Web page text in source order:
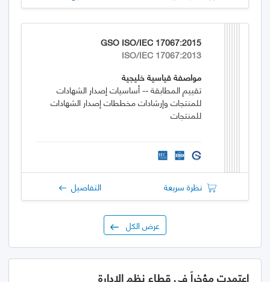
GSO ISO/IEC 17067:2015
ISO/IEC 17067:2013
مواصفة قياسية خليجية
تقييم المطابقة -- أساسيات إصدار الشهادات
للمنتجات وإرشادات مخططات إصدار الشهادات
للمنتجات
نظرة سريعة التفاصيل
عرض الكل
اعتمدت مؤخراً في قطاع نظم الإدارة